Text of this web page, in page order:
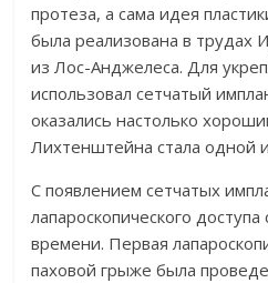
протеза, а сама идея
была реализована в трудах
из Лос-Анджелеса. Для
использовал сетчатый
оказались настолько
Лихтенштейна стала одной
С появлением сетчатых
лапароскопического
времени. Первая
паховой грыже была